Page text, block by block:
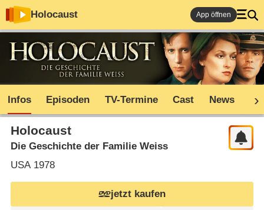
Holocaust App öffnen
Infos Episoden TV-Termine Cast News
Holocaust
Die Geschichte der Familie Weiss
USA1978
jetzt kaufen